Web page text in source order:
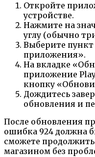
Откройте
устройстве.
Нажмите на
углу (обычно
Выберите
приложения».
На вкладке
приложение
кнопку
Дождитесь
обновления и
После обновления
ошибка 924 должна
сможете
магазином без